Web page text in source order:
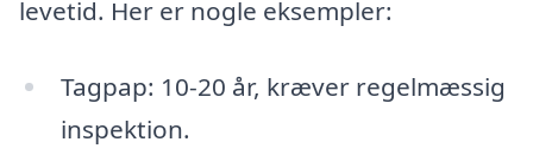
levetid. Her er nogle eksempler:
Tagpap: 10-20 år, kræver regelmæssig
inspektion.